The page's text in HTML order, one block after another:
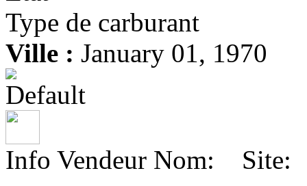
Type de carburant
Ville : January 01, 1970
Info Vendeur Nom: